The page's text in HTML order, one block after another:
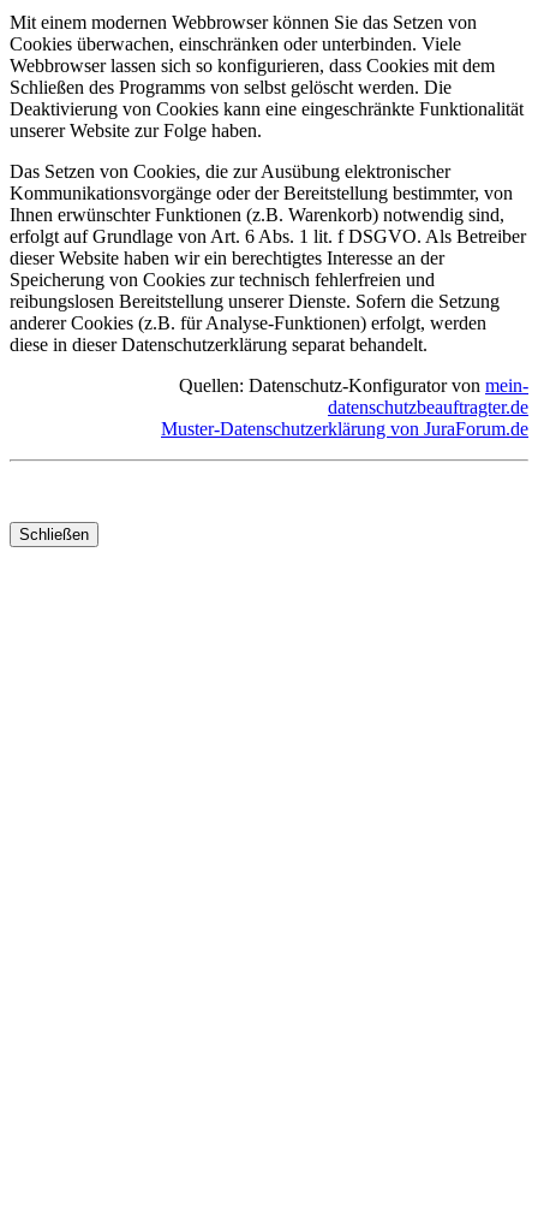
Mit einem modernen Webbrowser können Sie das Setzen von
Cookies überwachen, einschränken oder unterbinden. Viele
Webbrowser lassen sich so konfigurieren, dass Cookies mit dem
Schließen des Programms von selbst gelöscht werden. Die
Deaktivierung von Cookies kann eine eingeschränkte Funktionalität
unserer Website zur Folge haben.
Das Setzen von Cookies, die zur Ausübung elektronischer
Kommunikationsvorgänge oder der Bereitstellung bestimmter, von
Ihnen erwünschter Funktionen (z.B. Warenkorb) notwendig sind,
erfolgt auf Grundlage von Art. 6 Abs. 1 lit. f DSGVO. Als Betreiber
dieser Website haben wir ein berechtigtes Interesse an der
Speicherung von Cookies zur technisch fehlerfreien und
reibungslosen Bereitstellung unserer Dienste. Sofern die Setzung
anderer Cookies (z.B. für Analyse-Funktionen) erfolgt, werden
diese in dieser Datenschutzerklärung separat behandelt.
Quellen: Datenschutz-Konfigurator von mein-
datenschutzbeauftragter.de
Muster-Datenschutzerklärung von JuraForum.de
Schließen